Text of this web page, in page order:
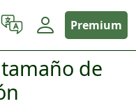
Premium
de